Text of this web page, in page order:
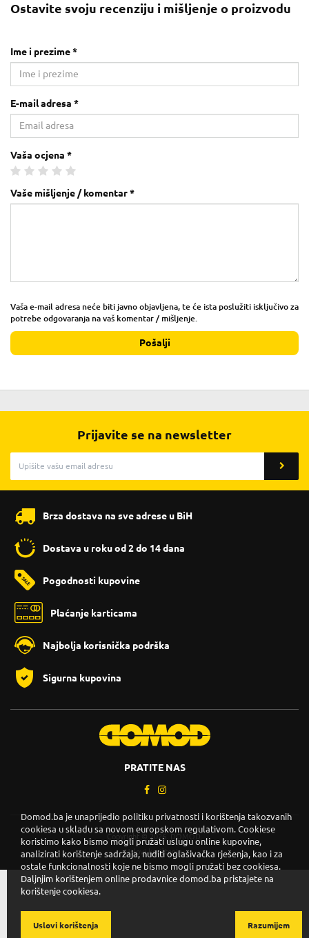
Ostavite svoju recenziju i mišljenje o proizvodu
Ime i prezime *
E-mail adresa *
Vaša ocjena *
Vaše mišljenje / komentar *
Vaša e-mail adresa neće biti javno objavljena, te će ista poslužiti isključivo za
potrebe odgovaranja na vaš komentar / mišljenje.
Pošalji
Prijavite se na newsletter
Brza dostava na sve adrese u BiH
Dostava u roku od 2 do 14 dana
Pogodnosti kupovine
Plaćanje karticama
Najbolja korisnička podrška
Sigurna kupovina
PRATITE NAS
Copyright © 2026. DOMOD.
Uslovi korištenja.
Domod.ba je unaprijedio politiku privatnosti i korištenja takozvanih
cookiesa u skladu sa novom europskom regulativom. Cookiese
koristimo kako bismo mogli pružati uslugu online kupovine,
analizirati korištenje sadržaja, nuditi oglašivačka rješenja, kao i za
ostale funkcionalnosti koje ne bismo mogli pružati bez cookiesa.
Daljnjim korištenjem online prodavnice domod.ba pristajete na
korištenje cookiesa.
Razumijem
Uslovi korištenja